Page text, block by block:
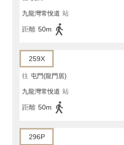
九龍灣常悅道 站
距離 50m
259X
往 屯門(龍門居)
九龍灣常悅道 站
距離 50m
296P